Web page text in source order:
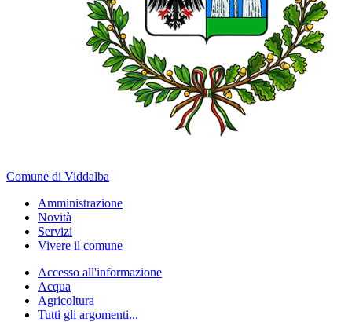
Comune di Viddalba
Amministrazione
Novità
Servizi
Vivere il comune
Accesso all'informazione
Acqua
Agricoltura
Tutti gli argomenti...